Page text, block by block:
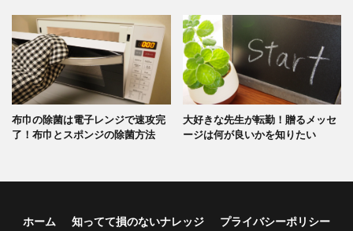
布巾の除菌は電子レンジで速攻完
了！布巾とスポンジの除菌方法
大好きな先生が転勤！贈るメッセ
ージは何が良いかを知りたい
ホーム 知ってて損のないナレッジ プライバシーポリシー